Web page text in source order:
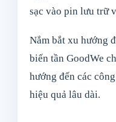
sạc vào pin lưu trữ
Nắm bắt xu hướng
biến tần GoodWe
hướng đến các
hiệu quả lâu dài.